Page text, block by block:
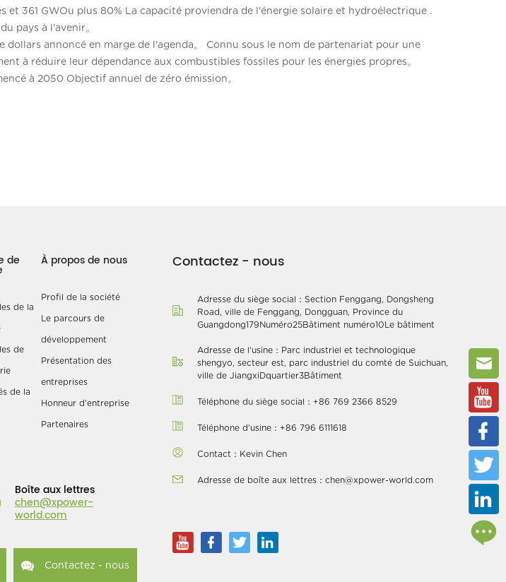
et 361 GWOu plus 80% La capacité proviendra de l'énergie solaire et hydroélectrique .
pays à l'avenir。
dollars annoncé en marge de l'agenda。 Connu sous le nom de partenariat pour une
à réduire leur dépendance aux combustibles fossiles pour les énergies propres。
à 2050 Objectif annuel de zéro émission。
de
de la
de
de la
À propos de nous
Profil de la société
Le parcours de
développement
Présentation des
entreprises
Honneur d'entreprise
Partenaires
Boîte aux lettres
chen@xpower-
world.com
Contactez - nous
Contactez - nous
Adresse du siège social：Section Fenggang, Dongsheng
Road, ville de Fenggang, Dongguan, Province du
Guangdong179Numéro25Bâtiment numéro10Le bâtiment
Adresse de l'usine：Parc industriel et technologique
shengyo, secteur est, parc industriel du comté de Suichuan,
ville de JiangxiDquartier3Bâtiment
Téléphone du siège social：+86 769 2366 8529
Téléphone d'usine：+86 796 6111618
Contact：Kevin Chen
Adresse de boîte aux lettres：chen@xpower-world.com